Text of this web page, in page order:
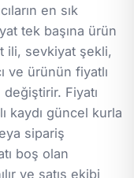
en sık
tek başına ürün
ili, sevkiyat şekli,
ve ürünün fiyatlı
Fiyatı
kaydı güncel kurla
sipariş
boş olan
ve satış ekibi